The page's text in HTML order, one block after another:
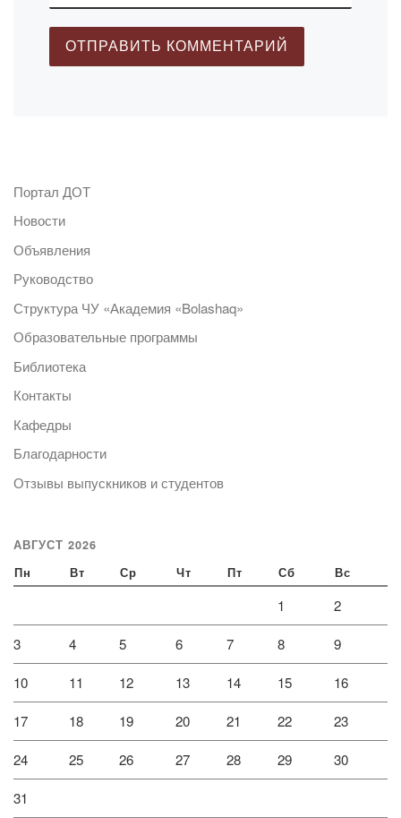
Портал ДОТ
Новости
Объявления
Руководство
Структура ЧУ «Академия «Bolashaq»
Образовательные программы
Библиотека
Контакты
Кафедры
Благодарности
Отзывы выпускников и студентов
АВГУСТ 2026
Пн Вт Ср Чт Пт Сб Вс
1 2
3 4 5 6 7 8 9
10 11 12 13 14 15 16
17 18 19 20 21 22 23
24 25 26 27 28 29 30
31